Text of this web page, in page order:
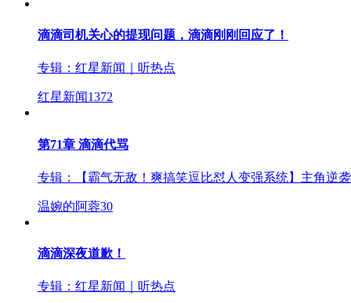
滴滴司机关心的提现问题，滴滴刚刚回应了！
专辑： 红星新闻｜听热点
红星新闻1372
第71章 滴滴代骂
专辑： 【霸气无敌！爽搞笑逗比怼人变强系统】主角逆
温婉的阿蓉30
滴滴深夜道歉！
专辑： 红星新闻｜听热点